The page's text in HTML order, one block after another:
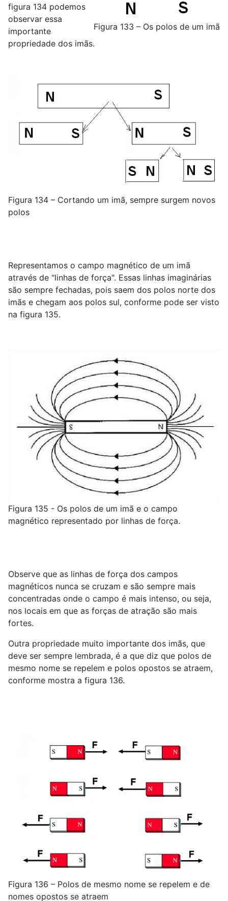
Figura 133 – Os polos de um imã
figura 134 podemos
observar essa
importante
propriedade dos imãs.
Figura 134 – Cortando um imã, sempre surgem novos
polos
Representamos o campo magnético de um imã
através de "linhas de força". Essas linhas imaginárias
são sempre fechadas, pois saem dos polos norte dos
imãs e chegam aos polos sul, conforme pode ser visto
na figura 135.
Figura 135 - Os polos de um imã e o campo
magnético representado por linhas de força.
Observe que as linhas de força dos campos
magnéticos nunca se cruzam e são sempre mais
concentradas onde o campo é mais intenso, ou seja,
nos locais em que as forças de atração são mais
fortes.
Outra propriedade muito importante dos imãs, que
deve ser sempre lembrada, é a que diz que polos de
mesmo nome se repelem e polos opostos se atraem,
conforme mostra a figura 136.
Figura 136 – Polos de mesmo nome se repelem e de
nomes opostos se atraem